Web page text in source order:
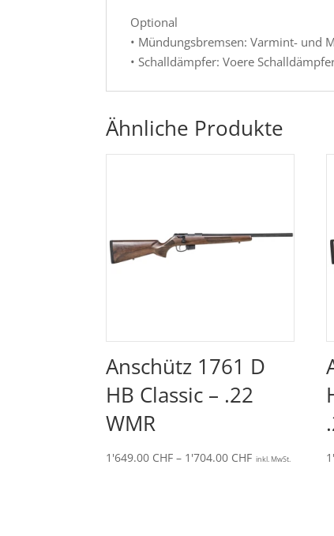
Optional
• Mündungsbremsen: Varmint- und
• Schalldämpfer: Voere
Ähnliche Produkte
Anschütz 1761 D
HB Classic – .22
WMR
1'649.00 CHF – 1'704.00 CHFPreisspanne:
inkl. MwSt.